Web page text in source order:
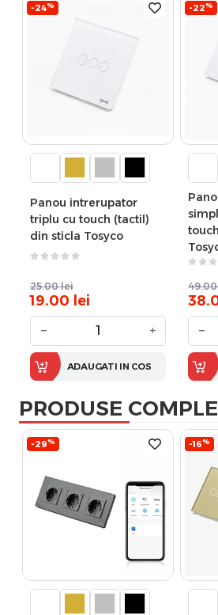
-24%
Panou intrerupator
triplu cu touch (tactil)
din sticla Tosyco
25.00 lei
19.00 lei
− +
ADAUGATI IN COS
-22%
49.00
−
PRODUSE
-29% -16%